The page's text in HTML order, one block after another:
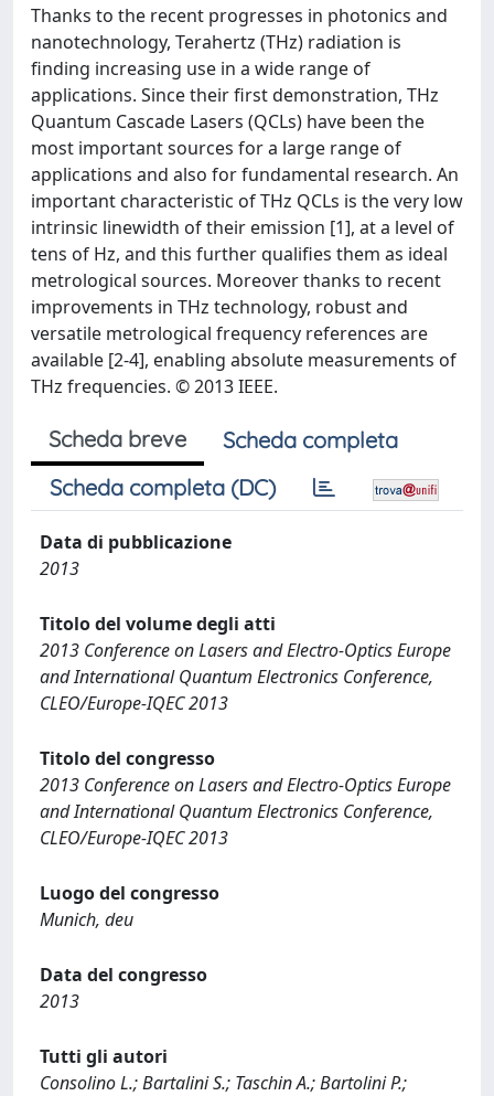
Thanks to the recent progresses in photonics and
nanotechnology, Terahertz (THz) radiation is
finding increasing use in a wide range of
applications. Since their first demonstration, THz
Quantum Cascade Lasers (QCLs) have been the
most important sources for a large range of
applications and also for fundamental research. An
important characteristic of THz QCLs is the very low
intrinsic linewidth of their emission [1], at a level of
tens of Hz, and this further qualifies them as ideal
metrological sources. Moreover thanks to recent
improvements in THz technology, robust and
versatile metrological frequency references are
available [2-4], enabling absolute measurements of
THz frequencies. © 2013 IEEE.
Scheda breve
Scheda completa
Scheda completa (DC)
Data di pubblicazione
2013
Titolo del volume degli atti
2013 Conference on Lasers and Electro-Optics Europe
and International Quantum Electronics Conference,
CLEO/Europe-IQEC 2013
Titolo del congresso
2013 Conference on Lasers and Electro-Optics Europe
and International Quantum Electronics Conference,
CLEO/Europe-IQEC 2013
Luogo del congresso
Munich, deu
Data del congresso
2013
Tutti gli autori
Consolino L.; Bartalini S.; Taschin A.; Bartolini P.;